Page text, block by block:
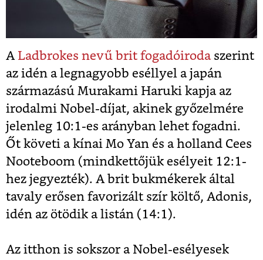
A Ladbrokes nevű brit fogadóirodaszerint
az idén a legnagyobb eséllyel a japán
származású Murakami Haruki kapja az
irodalmi Nobel-díjat, akinek győzelmére
jelenleg 10:1-es arányban lehet fogadni.
Őt követi a kínai Mo Yan és a holland Cees
Nooteboom (mindkettőjük esélyeit 12:1-
hez jegyezték). A brit bukmékerek által
tavaly erősen favorizált szír költő, Adonis,
idén az ötödik a listán (14:1).
Az itthon is sokszor a Nobel-esélyesek